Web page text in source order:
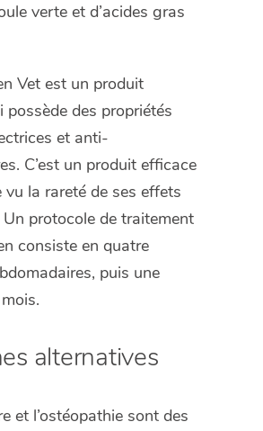
verte et d’acides gras
Vet est un produit
possède des propriétés
et anti-
C’est un produit efficace
vu la rareté de ses effets
Un protocole de traitement
consiste en quatre
puis une
alternatives
et l’ostéopathie sont des